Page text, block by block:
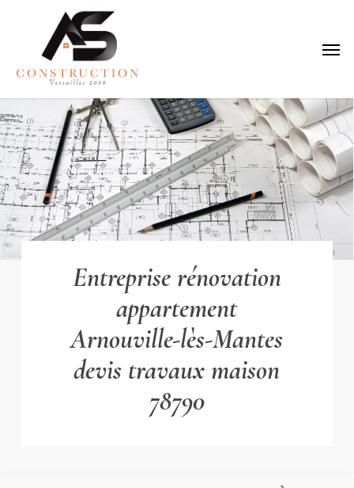
Menu
Entreprise rénovation
appartement
Arnouville-lès-Mantes
devis travaux maison
78790